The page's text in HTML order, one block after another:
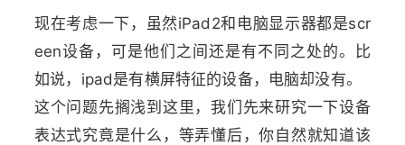
现在考虑一下，虽然iPad2和电脑显示器都是scr
een设备，可是他们之间还是有不同之处的。比
如说，ipad是有横屏特征的设备，电脑却没有。
这个问题先搁浅到这里，我们先来研究一下设备
表达式究竟是什么，等弄懂后，你自然就知道该